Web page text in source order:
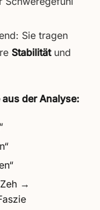
Sie tragen
Stabilitätund
der Analyse:
→